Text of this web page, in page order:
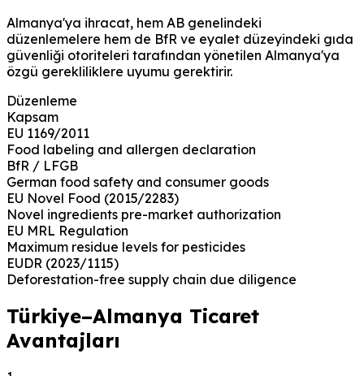
Almanya'ya ihracat, hem AB genelindeki
düzenlemelere hem de BfR ve eyalet düzeyindeki gıda
güvenliği otoriteleri tarafından yönetilen Almanya'ya
özgü gerekliliklere uyumu gerektirir.
Düzenleme
Kapsam
EU 1169/2011
Food labeling and allergen declaration
BfR / LFGB
German food safety and consumer goods
EU Novel Food (2015/2283)
Novel ingredients pre-market authorization
EU MRL Regulation
Maximum residue levels for pesticides
EUDR (2023/1115)
Deforestation-free supply chain due diligence
Türkiye–Almanya Ticaret
Avantajları